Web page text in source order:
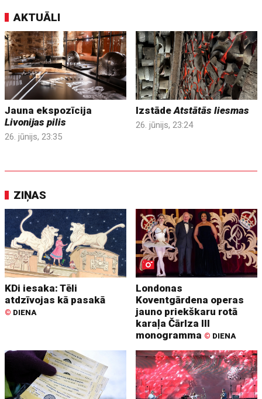
AKTUĀLI
Jauna ekspozīcija
Livonijas pilis
26. jūnijs, 23:35
IzstādeAtstātās liesmas
26. jūnijs, 23:24
ZIŅAS
KDi iesaka: Tēli
atdzīvojas kā pasakā
© DIENA
Londonas
Koventgārdena operas
jauno priekškaru rotā
karaļa Čārlza III
monogramma © DIENA